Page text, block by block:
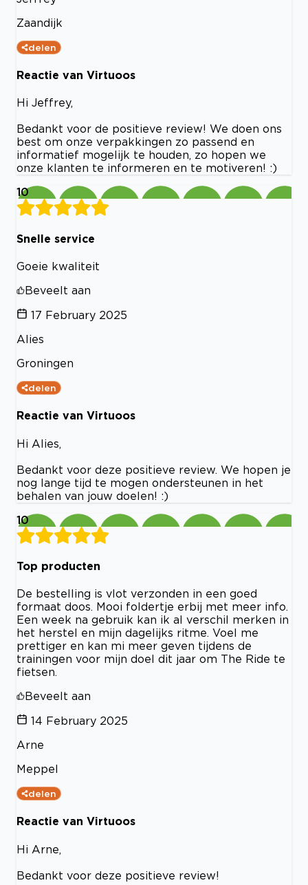
Zaandijk
delen
Reactie van Virtuoos
Hi Jeffrey,
Bedankt voor de positieve review! We doen ons
best om onze verpakkingen zo passend en
informatief mogelijk te houden, zo hopen we
onze klanten te informeren en te motiveren! :)
10
Snelle service
Goeie kwaliteit
Beveelt aan
17 February 2025
Alies
Groningen
delen
Reactie van Virtuoos
Hi Alies,
Bedankt voor deze positieve review. We hopen je
nog lange tijd te mogen ondersteunen in het
behalen van jouw doelen! :)
10
Top producten
De bestelling is vlot verzonden in een goed
formaat doos. Mooi foldertje erbij met meer info.
Een week na gebruik kan ik al verschil merken in
het herstel en mijn dagelijks ritme. Voel me
prettiger en kan mi meer geven tijdens de
trainingen voor mijn doel dit jaar om The Ride te
fietsen.
Beveelt aan
14 February 2025
Arne
Meppel
delen
Reactie van Virtuoos
Hi Arne,
Bedankt voor deze positieve review!